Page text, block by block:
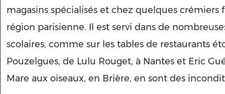
magasins spécialisés et chez quelques crémiers
région parisienne. Il est servi dans de
scolaires, comme sur les tables de restaurants
Pouzelgues, de Lulu Rouget, à Nantes et Eric
Mare aux oiseaux, en Brière, en sont des